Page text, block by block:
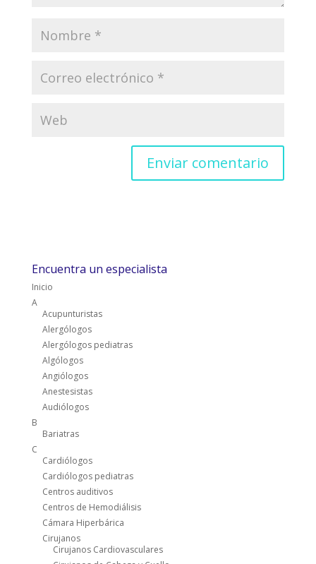
Encuentra un especialista
Inicio
A
Acupunturistas
Alergólogos
Alergólogos pediatras
Algólogos
Angiólogos
Anestesistas
Audiólogos
B
Bariatras
C
Cardiólogos
Cardiólogos pediatras
Centros auditivos
Centros de Hemodiálisis
Cámara Hiperbárica
Cirujanos
Cirujanos Cardiovasculares